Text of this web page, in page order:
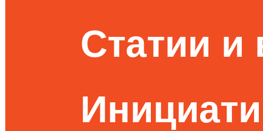
Статии и